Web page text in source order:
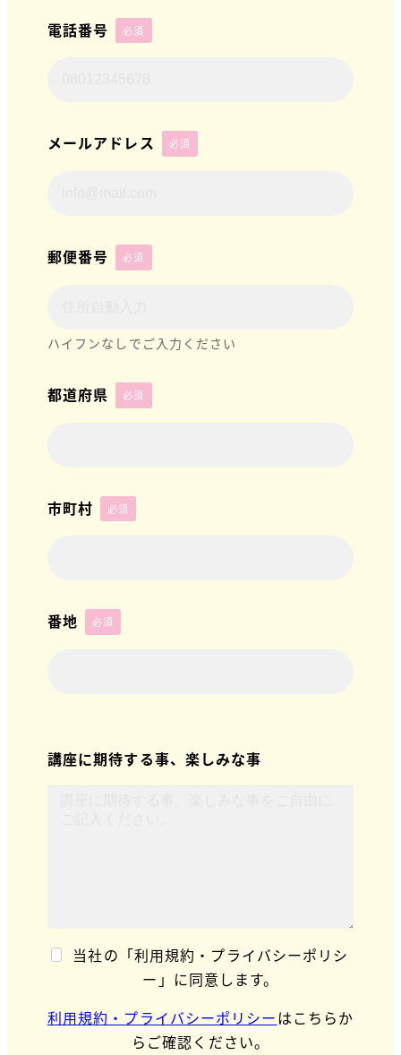
電話番号 必須
メールアドレス 必須
郵便番号 必須
ハイフンなしでご入力ください
都道府県 必須
市町村 必須
番地 必須
講座に期待する事、楽しみな事
当社の「利用規約・プライバシーポリシ
ー」に同意します。
利用規約・プライバシーポリシーはこちらか
らご確認ください。